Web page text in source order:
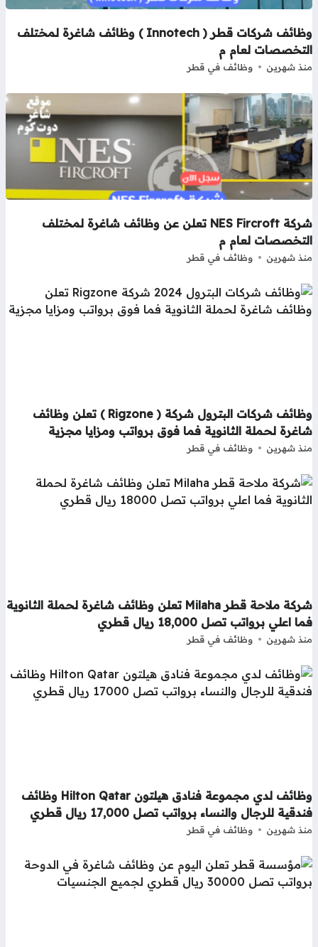
وظائف شركات قطر ( Innotech ) وظائف شاغرة لمختلف
لعام م
شهرين وظائف في قطر
شركة NES Fircroft تعلن عن وظائف شاغرة لمختلف
لعام م
شهرين وظائف في قطر
وظائف شركات البترول شركة ( Rigzone ) تعلن وظائف
لحملة الثانوية فما فوق برواتب ومزايا مجزية
شهرين وظائف في قطر
شركة ملاحة قطر Milaha تعلن وظائف شاغرة لحملة الثانوية
اعلي برواتب تصل 18,000 ريال قطري
شهرين وظائف في قطر
وظائف لدي مجموعة فنادق هيلتون Hilton Qatar وظائف
للرجال والنساء برواتب تصل 17,000 ريال قطري
شهرين وظائف في قطر